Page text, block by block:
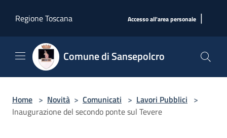
Regione Toscana
Accesso all'area personale |
Comune di Sansepolcro
Home > Novità > Comunicati > Lavori Pubblici >
Inaugurazione del secondo ponte sul Tevere